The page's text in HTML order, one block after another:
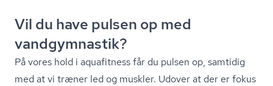
Vil du have pulsen op med
vandgymnastik?
På vores hold i aquafitness får du pulsen op, samtidig
med at vi træner led og muskler. Udover at der er fokus